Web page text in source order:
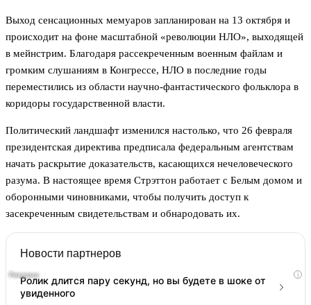
Выход сенсационных мемуаров запланирован на 13 октября и
происходит на фоне масштабной «революции НЛО», выходящей
в мейнстрим. Благодаря рассекреченным военным файлам и
громким слушаниям в Конгрессе, НЛО в последние годы
переместились из области научно-фантастического фольклора в
коридоры государственной власти.
Политический ландшафт изменился настолько, что 26 февраля
президентская директива предписала федеральным агентствам
начать раскрытие доказательств, касающихся нечеловеческого
разума. В настоящее время Стрэттон работает с Белым домом и
оборонными чиновниками, чтобы получить доступ к
засекреченным свидетельствам и обнародовать их.
Новости партнеров
i
Ролик длится пару секунд, но вы будете в шоке от
увиденного